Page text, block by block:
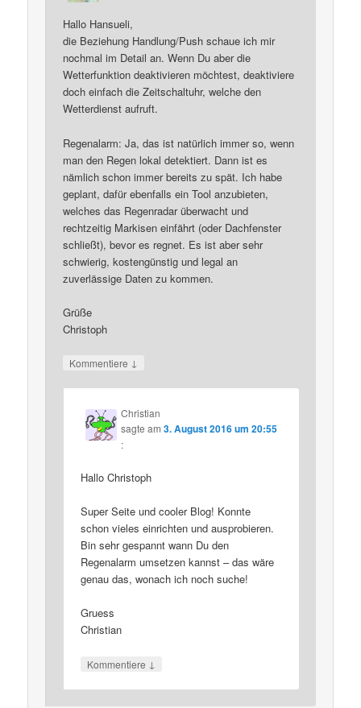
Hallo Hansueli,
die Beziehung Handlung/Push schaue ich mir
nochmal im Detail an. Wenn Du aber die
Wetterfunktion deaktivieren möchtest, deaktiviere
doch einfach die Zeitschaltuhr, welche den
Wetterdienst aufruft.
Regenalarm: Ja, das ist natürlich immer so, wenn
man den Regen lokal detektiert. Dann ist es
nämlich schon immer bereits zu spät. Ich habe
geplant, dafür ebenfalls ein Tool anzubieten,
welches das Regenradar überwacht und
rechtzeitig Markisen einfährt (oder Dachfenster
schließt), bevor es regnet. Es ist aber sehr
schwierig, kostengünstig und legal an
zuverlässige Daten zu kommen.
Grüße
Christoph
Kommentiere ↓
Christian
sagte am3. August 2016 um 20:55
:
Hallo Christoph
Super Seite und cooler Blog! Konnte
schon vieles einrichten und ausprobieren.
Bin sehr gespannt wann Du den
Regenalarm umsetzen kannst – das wäre
genau das, wonach ich noch suche!
Gruess
Christian
Kommentiere ↓